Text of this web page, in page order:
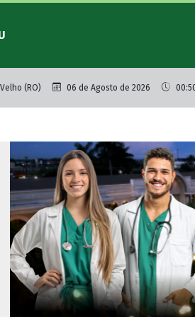
(RO) 06 de Agosto de 2026